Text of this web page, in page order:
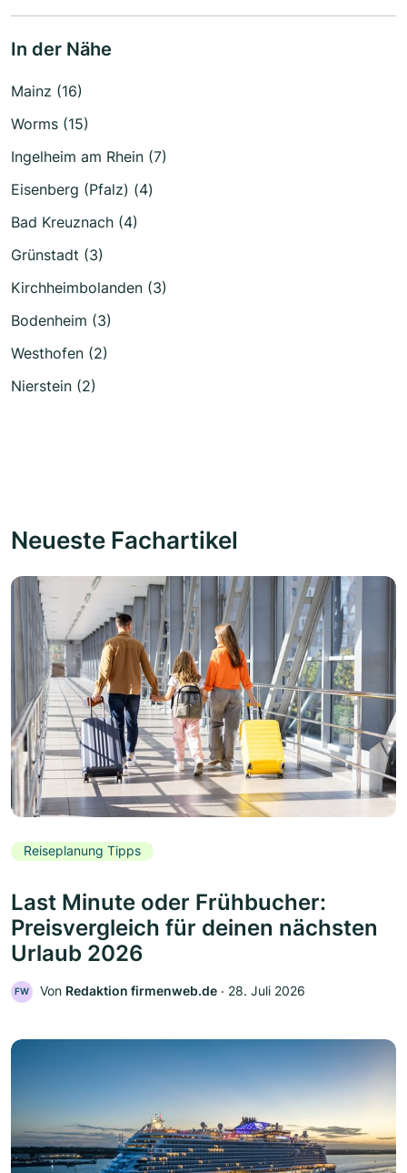
In der Nähe
Mainz (16)
Worms (15)
Ingelheim am Rhein (7)
Eisenberg (Pfalz) (4)
Bad Kreuznach (4)
Grünstadt (3)
Kirchheimbolanden (3)
Bodenheim (3)
Westhofen (2)
Nierstein (2)
Neueste Fachartikel
Reiseplanung Tipps
Last Minute oder Frühbucher:
Preisvergleich für deinen nächsten
Urlaub 2026
FW Von Redaktion firmenweb.de ‧ 28. Juli 2026